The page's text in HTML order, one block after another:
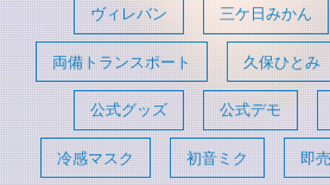
ヴィレバン 三ケ日みかん
両備トランスポート 久保ひとみ
公式グッズ 公式デモ
冷感マスク 初音ミク 即